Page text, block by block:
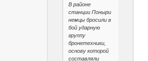
В районе
станции Поныри
немцы бросили в
бой ударную
группу
бронетехники,
основу которой
составляли